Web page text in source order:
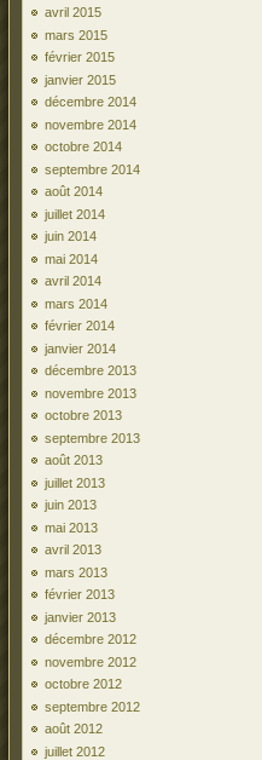
avril 2015
mars 2015
février 2015
janvier 2015
décembre 2014
novembre 2014
octobre 2014
septembre 2014
août 2014
juillet 2014
juin 2014
mai 2014
avril 2014
mars 2014
février 2014
janvier 2014
décembre 2013
novembre 2013
octobre 2013
septembre 2013
août 2013
juillet 2013
juin 2013
mai 2013
avril 2013
mars 2013
février 2013
janvier 2013
décembre 2012
novembre 2012
octobre 2012
septembre 2012
août 2012
juillet 2012